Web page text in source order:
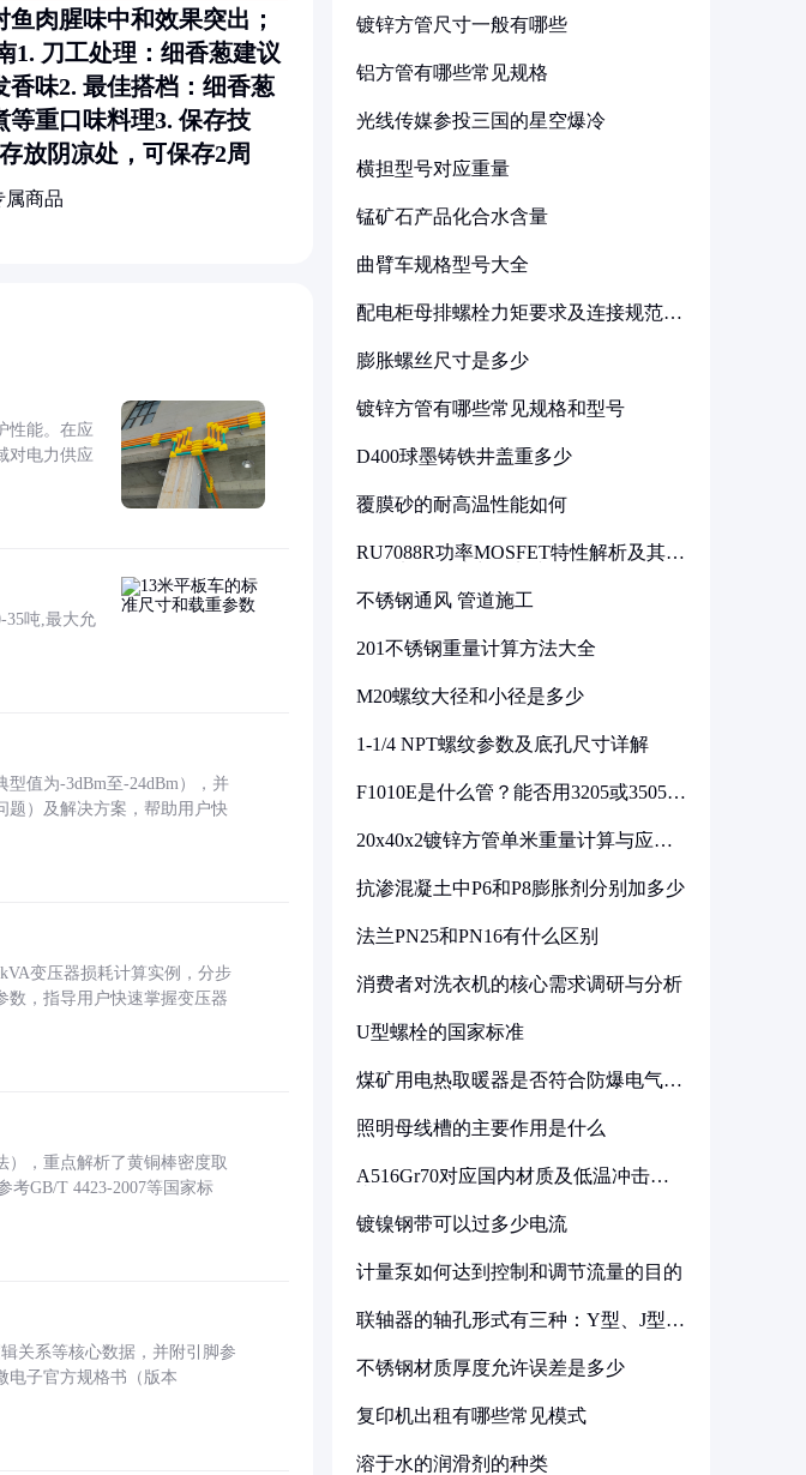
肉腥味中和效果突出；
1. 刀工处理 ：细香葱建议
香味2. 最佳搭档 ：细香葱
等重口味料理3.保存技
放阴凉处，可保存2周
属商品
性能。在应
对电力供应
35吨,最大允
值为-3dBm至-24dBm），并
题）及解决方案，帮助用户快
变压器损耗计算实例，分步
数，指导用户快速掌握变压器
，重点解析了黄铜棒密度取
考GB/T 4423-2007等国家标
关系等核心数据，并附引脚参
电子官方规格书（版本
镀锌方管尺寸一般有哪些
铝方管有哪些常见规格
光线传媒参投三国的星空爆冷
横担型号对应重量
锰矿石产品化合水含量
曲臂车规格型号大全
配电柜母排螺栓力矩要求及连接规范详
膨胀螺丝尺寸是多少
镀锌方管有哪些常见规格和型号
D400球墨铸铁井盖重多少
覆膜砂的耐高温性能如何
RU7088R功率MOSFET特性解析及其在
不锈钢通风 管道施工
201不锈钢重量计算方法大全
M20螺纹大径和小径是多少
1-1/4 NPT螺纹参数及底孔尺寸详解
F1010E是什么管？能否用3205或3505代
20x40x2镀锌方管单米重量计算与应用
抗渗混凝土中P6和P8膨胀剂分别加多少
法兰PN25和PN16有什么区别
消费者对洗衣机的核心需求调研与分析
U型螺栓的国家标准
煤矿用电热取暖器是否符合防爆电气设
照明母线槽的主要作用是什么
A516Gr70对应国内材质及低温冲击要
镀镍钢带可以过多少电流
计量泵如何达到控制和调节流量的目的
联轴器的轴孔形式有三种：Y型、J型、
不锈钢材质厚度允许误差是多少
复印机出租有哪些常见模式
溶于水的润滑剂的种类